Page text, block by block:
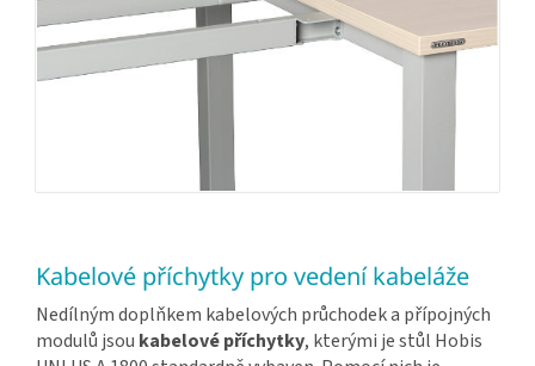
Kabelové příchytky pro vedení kabeláže
Nedílným doplňkem kabelových průchodek a přípojných
modulů jsou kabelové příchytky, kterými je stůl Hobis